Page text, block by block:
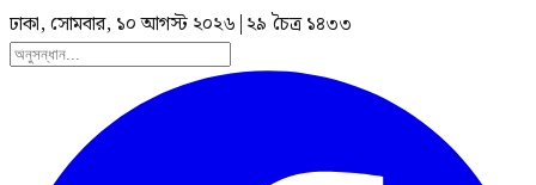
ঢাকা, সোমবার, ১০ আগস্ট ২০২৬ | ২৯ চৈত্র ১৪৩৩